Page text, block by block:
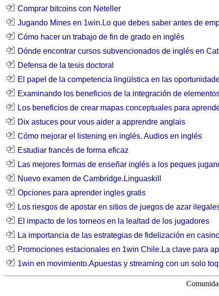
Comprar bitcoins con Neteller
Jugando Mines en 1win.Lo que debes saber antes de
Cómo hacer un trabajo de fin de grado en inglés
Dónde encontrar cursos subvencionados de inglés en
Defensa de la tesis doctoral
El papel de la competencia lingüística en las
Examinando los beneficios de la integración de
Los beneficios de crear mapas conceptuales para
Dix astuces pour vous aider a apprendre anglais
Cómo mejorar el listening en inglés. Audios en inglés
Estudiar francés de forma eficaz
Las mejores formas de enseñar inglés a los peques
Nuevo examen de Cambridge.Linguaskill
Opciones para aprender ingles gratis
Los riesgos de apostar en sitios de juegos de azar
El impacto de los torneos en la lealtad de los jugadores
La importancia de las estrategias de fidelización en
Promociones estacionales en 1win Chile.La clave para
1win en movimiento.Apuestas y streaming con un solo